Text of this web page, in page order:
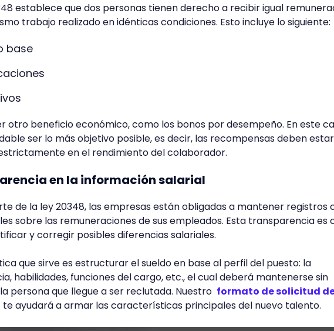
establece que dos personas tienen derecho a recibir igual
trabajo realizado en idénticas condiciones. Esto incluye lo siguiente:
base
otro beneficio económico, como los bonos por desempeño. En este
ser lo más objetivo posible, es decir, las recompensas deben estar
en el rendimiento del colaborador.
en la información salarial
de la ley 20348, las empresas están obligadas a mantener registros
sobre las remuneraciones de sus empleados. Esta transparencia es
y corregir posibles diferencias salariales.
que sirve es estructurar el sueldo en base al perfil del puesto: la
habilidades, funciones del cargo, etc., el cual deberá mantenerse sin
persona que llegue a ser reclutada. Nuestro formato de solicitud
te ayudará a armar las características principales del nuevo talento.